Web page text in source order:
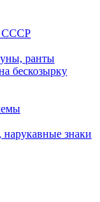
СССР
ранты
бескозырку
знаки